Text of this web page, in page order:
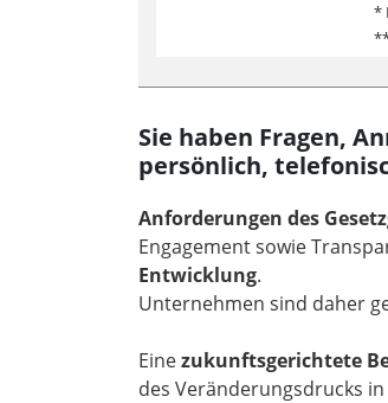
*
Sie haben Fragen,
persönlich,
Anforderungen des
Engagement sowie
Entwicklung.
Unternehmen sind daher
Einezukunftsgerichtete
des Veränderungsdrucks